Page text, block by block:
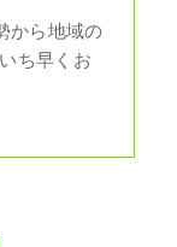
から地域の
ち早くお